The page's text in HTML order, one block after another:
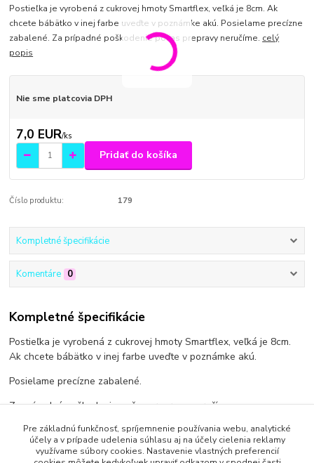
Postieľka je vyrobená z cukrovej hmoty Smartflex, veľká je 8cm. Ak
chcete bábätko v inej farbe uveďte v poznámke akú. Posielame precízne
zabalené. Za prípadné poškodenie počas prepravy neručíme. celý
popis
Nie sme platcovia DPH
7,0 EUR/ks
Pridať do košíka
Číslo produktu: 179
Kompletné špecifikácie
Komentáre 0
Kompletné špecifikácie
Postieľka je vyrobená z cukrovej hmoty Smartflex, veľká je 8cm.
Ak chcete bábätko v inej farbe uveďte v poznámke akú.
Posielame precízne zabalené.
Za prípadné poškodenie počas prepravy neručíme.
Pre základnú funkčnosť, spríjemnenie používania webu, analytické
účely a v prípade udelenia súhlasu aj na účely cielenia reklamy
využívame súbory cookies. Nastavenie vlastných preferencií